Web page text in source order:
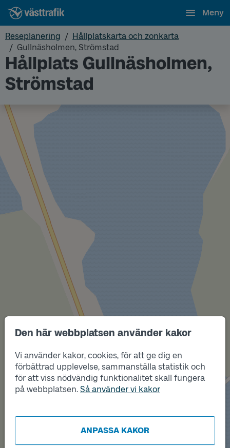
Den här webbplatsen använder kakor
Vi använder kakor, cookies, för att ge dig en
förbättrad upplevelse, sammanställa statistik och
för att viss nödvändig funktionalitet skall fungera
på webbplatsen. Så använder vi kakor
ANPASSA KAKOR
Meny
Reseplanering
Hållplatskarta och zonkarta
Gullnäsholmen, Strömstad
Hållplats Gullnäsholmen,
Strömstad
Läge
A
Läge
B